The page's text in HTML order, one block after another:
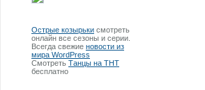
Острые козырьки смотреть
онлайн все сезоны и серии.
Всегда свежие новости из
мира WordPress
Смотреть Танцы на ТНТ
бесплатно